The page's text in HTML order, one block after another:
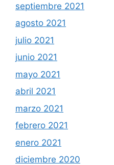
septiembre 2021
agosto 2021
julio 2021
junio 2021
mayo 2021
abril 2021
marzo 2021
febrero 2021
enero 2021
diciembre 2020